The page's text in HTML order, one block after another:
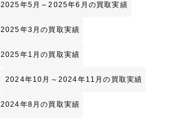
2025年5月～2025年6月の買取実績
2025年3月の買取実績
2025年1月の買取実績
2024年10月～2024年11月の買取実績
2024年8月の買取実績